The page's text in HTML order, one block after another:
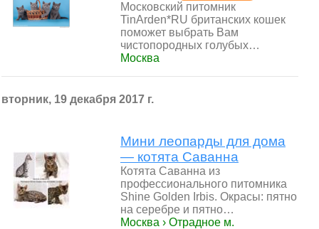
Московский питомник
TinArden*RU британских кошек
поможет выбрать Вам
чистопородных голубых…
Москва
вторник, 19 декабря 2017 г.
Мини леопарды для дома
— котята Саванна
Котята Саванна из
профессионального питомника
Shine Golden Irbis. Окрасы: пятно
на серебре и пятно…
Москва › Отрадное м.